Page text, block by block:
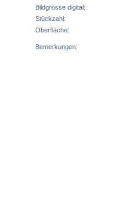
Bildgrösse digital:
Stückzahl:
Oberfläche:
Bemerkungen: